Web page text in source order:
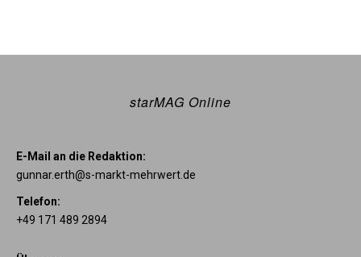
starMAG Online
E-Mail an die Redaktion:
gunnar.erth@s-markt-mehrwert.de
Telefon:
+49 171 489 2894